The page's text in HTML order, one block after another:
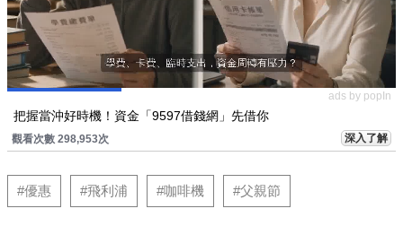
ads by popIn
把握當沖好時機！資金「9597借錢網」先借你
觀看次數 298,953次 深入了解
#優惠 #飛利浦 #咖啡機 #父親節